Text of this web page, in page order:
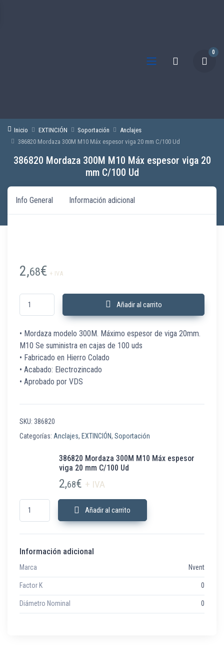
0
Inicio EXTINCIÓN Soportación
Anclajes
386820 Mordaza 300M M10 Máx espesor viga 20 mm C/100 Ud
386820 Mordaza 300M M10 Máx espesor viga 20
mm C/100 Ud
Info General Información adicional
2,68€ + IVA
386820 Mordaza 300M M10 Máx espesor viga 20 mm C/100 Ud cantidad
Añadir al carrito
• Mordaza modelo 300M. Máximo espesor de viga 20mm.
M10 Se suministra en cajas de 100 uds
• Fabricado en Hierro Colado
• Acabado: Electrozincado
• Aprobado por VDS
SKU: 386820
Categorías: Anclajes, EXTINCIÓN, Soportación
386820 Mordaza 300M M10 Máx espesor
viga 20 mm C/100 Ud
2,68€ + IVA
386820 Mordaza 300M M10 Máx espesor viga 20 mm C/100 Ud cantidad
Añadir al carrito
Información adicional
Marca Nvent
Factor K 0
Diámetro Nominal 0